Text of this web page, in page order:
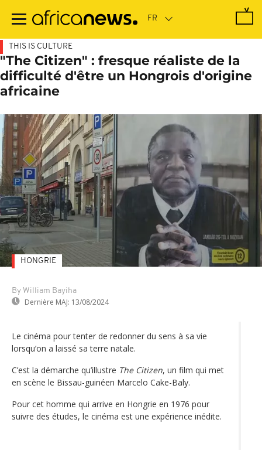
contenu
THIS IS CULTURE
"The Citizen" : fresque réaliste de la
difficulté d'être un Hongrois d'origine
africaine
By William Bayiha
Dernière MAJ: 13/08/2024
HONGRIE
Le cinéma pour tenter de redonner du sens à sa vie
lorsqu’on a laissé sa terre natale.
C’est la démarche qu’illustre The Citizen, un film qui met
en scène le Bissau-guinéen Marcelo Cake-Baly.
Pour cet homme qui arrive en Hongrie en 1976 pour
suivre des études, le cinéma est une expérience inédite.